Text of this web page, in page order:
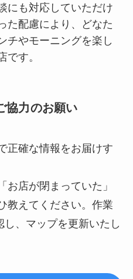
にも対応していただけ
た配慮により、どなた
チやモーニングを楽し
です。
協力のお願い
正確な情報をお届けす
お店が閉まっていた」
教えてください。作業
、マップを更新いたし